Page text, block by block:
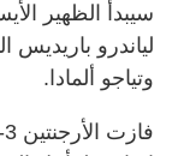
سيبدأ الظهير
لياندرو باريديس
وتياجو ألمادا.